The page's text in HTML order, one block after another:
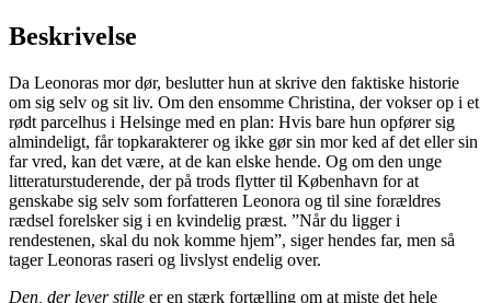
Beskrivelse
Da Leonoras mor dør, beslutter hun at skrive den faktiske historie
om sig selv og sit liv. Om den ensomme Christina, der vokser op i et
rødt parcelhus i Helsinge med en plan: Hvis bare hun opfører sig
almindeligt, får topkarakterer og ikke gør sin mor ked af det eller sin
far vred, kan det være, at de kan elske hende. Og om den unge
litteraturstuderende, der på trods flytter til København for at
genskabe sig selv som forfatteren Leonora og til sine forældres
rædsel forelsker sig i en kvindelig præst. ”Når du ligger i
rendestenen, skal du nok komme hjem”, siger hendes far, men så
tager Leonoras raseri og livslyst endelig over.
Den, der lever stille er en stærk fortælling om at miste det hele